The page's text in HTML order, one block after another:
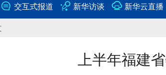
交互式报道 新华访谈 新华云直播
上半年福建